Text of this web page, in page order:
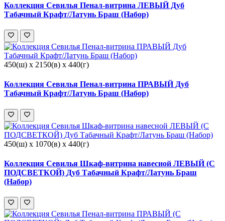
Коллекция Севилья Пенал-витрина ЛЕВЫЙ Дуб
Табачный Крафт/Латунь Браш (Набор)
450(ш) x 2150(в) x 440(г)
Коллекция Севилья Пенал-витрина ПРАВЫЙ Дуб
Табачный Крафт/Латунь Браш (Набор)
450(ш) x 1070(в) x 440(г)
Коллекция Севилья Шкаф-витрина навесной ЛЕВЫЙ (С
ПОДСВЕТКОЙ) Дуб Табачный Крафт/Латунь Браш
(Набор)